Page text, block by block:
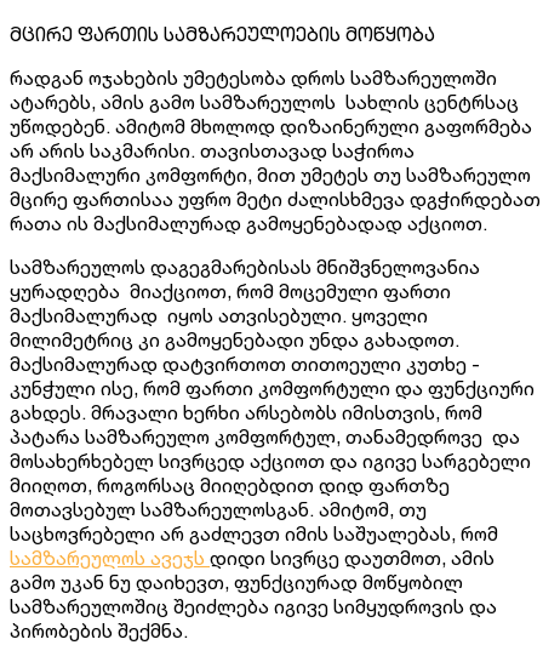
მცირე ფართის სამზარეულოების მოწყობა
რადგან ოჯახების უმეტესობა დროს სამზარეულოში
ატარებს, ამის გამო სამზარეულოს სახლის ცენტრსაც
უწოდებენ. ამიტომ მხოლოდ დიზაინერული გაფორმება
არ არის საკმარისი. თავისთავად საჭიროა
მაქსიმალური კომფორტი, მით უმეტეს თუ სამზარეულო
მცირე ფართისაა უფრო მეტი ძალისხმევა დგჭირდებათ
რათა ის მაქსიმალურად გამოყენებადად აქციოთ.
სამზარეულოს დაგეგმარებისას მნიშვნელოვანია
ყურადღება მიაქციოთ, რომ მოცემული ფართი
მაქსიმალურად იყოს ათვისებული. ყოველი
მილიმეტრიც კი გამოყენებადი უნდა გახადოთ.
მაქსიმალურად დატვირთოთ თითოეული კუთხე -
კუნჭული ისე, რომ ფართი კომფორტული და ფუნქციური
გახდეს. მრავალი ხერხი არსებობს იმისთვის, რომ
პატარა სამზარეულო კომფორტულ, თანამედროვე და
მოსახერხებელ სივრცედ აქციოთ და იგივე სარგებელი
მიიღოთ, როგორსაც მიიღებდით დიდ ფართზე
მოთავსებულ სამზარეულოსგან. ამიტომ, თუ
საცხოვრებელი არ გაძლევთ იმის საშუალებას, რომ
სამზარეულოს ავეჯს დიდი სივრცე დაუთმოთ, ამის
გამო უკან ნუ დაიხევთ, ფუნქციურად მოწყობილ
სამზარეულოშიც შეიძლება იგივე სიმყუდროვის და
პირობების შექმნა.